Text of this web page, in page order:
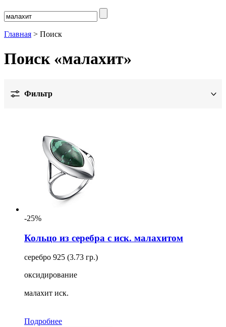
Главная > Поиск
Поиск «малахит»
Фильтр
Металл
Вставка
Обработка
Цвет
Вид изделия
Для кого
Изделий в комплекте
-25%
Кольцо из серебра с иск. малахитом
серебро 925 (3.73 гр.)
оксидирование
малахит иск.
Подробнее